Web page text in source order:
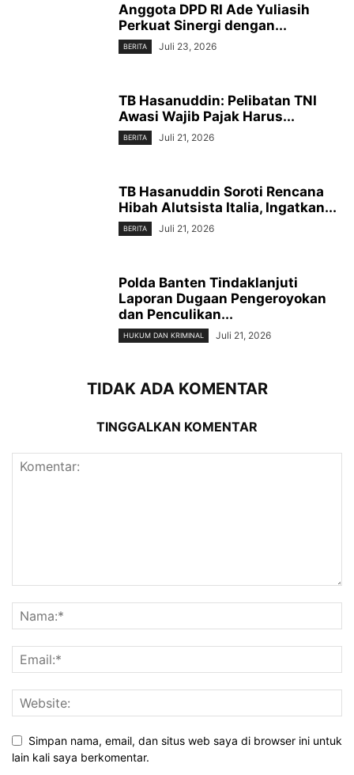
Anggota DPD RI Ade Yuliasih
Perkuat Sinergi dengan...
BERITA Juli 23, 2026
TB Hasanuddin: Pelibatan TNI
Awasi Wajib Pajak Harus...
BERITA Juli 21, 2026
TB Hasanuddin Soroti Rencana
Hibah Alutsista Italia, Ingatkan...
BERITA Juli 21, 2026
Polda Banten Tindaklanjuti
Laporan Dugaan Pengeroyokan
dan Penculikan...
HUKUM DAN KRIMINAL Juli 21, 2026
TIDAK ADA KOMENTAR
TINGGALKAN KOMENTAR
Simpan nama, email, dan situs web saya di browser ini untuk
lain kali saya berkomentar.